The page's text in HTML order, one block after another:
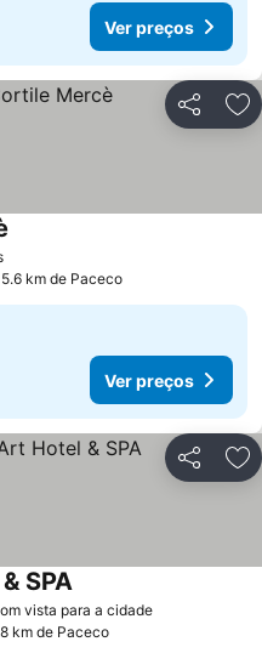
Ver preços
Partilhar
km de Paceco
Ver preços
Partilhar
vista para a cidade
SPA
km de Paceco